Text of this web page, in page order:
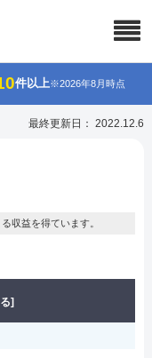
件以上※2026年8月時点
最終更新日： 2022.12.6
収益を得ています。
]